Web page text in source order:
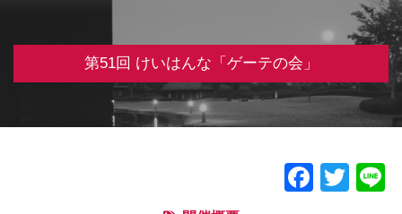
基本理念・ミッション
設立経緯・歩み
組織・運営について
公募研究・その他の研究
けいはんな「meta鼎談」
けいはんな「市民懇談」
IIAS塾ジュニアセミナー
第51回 けいはんな「ゲーテの会」